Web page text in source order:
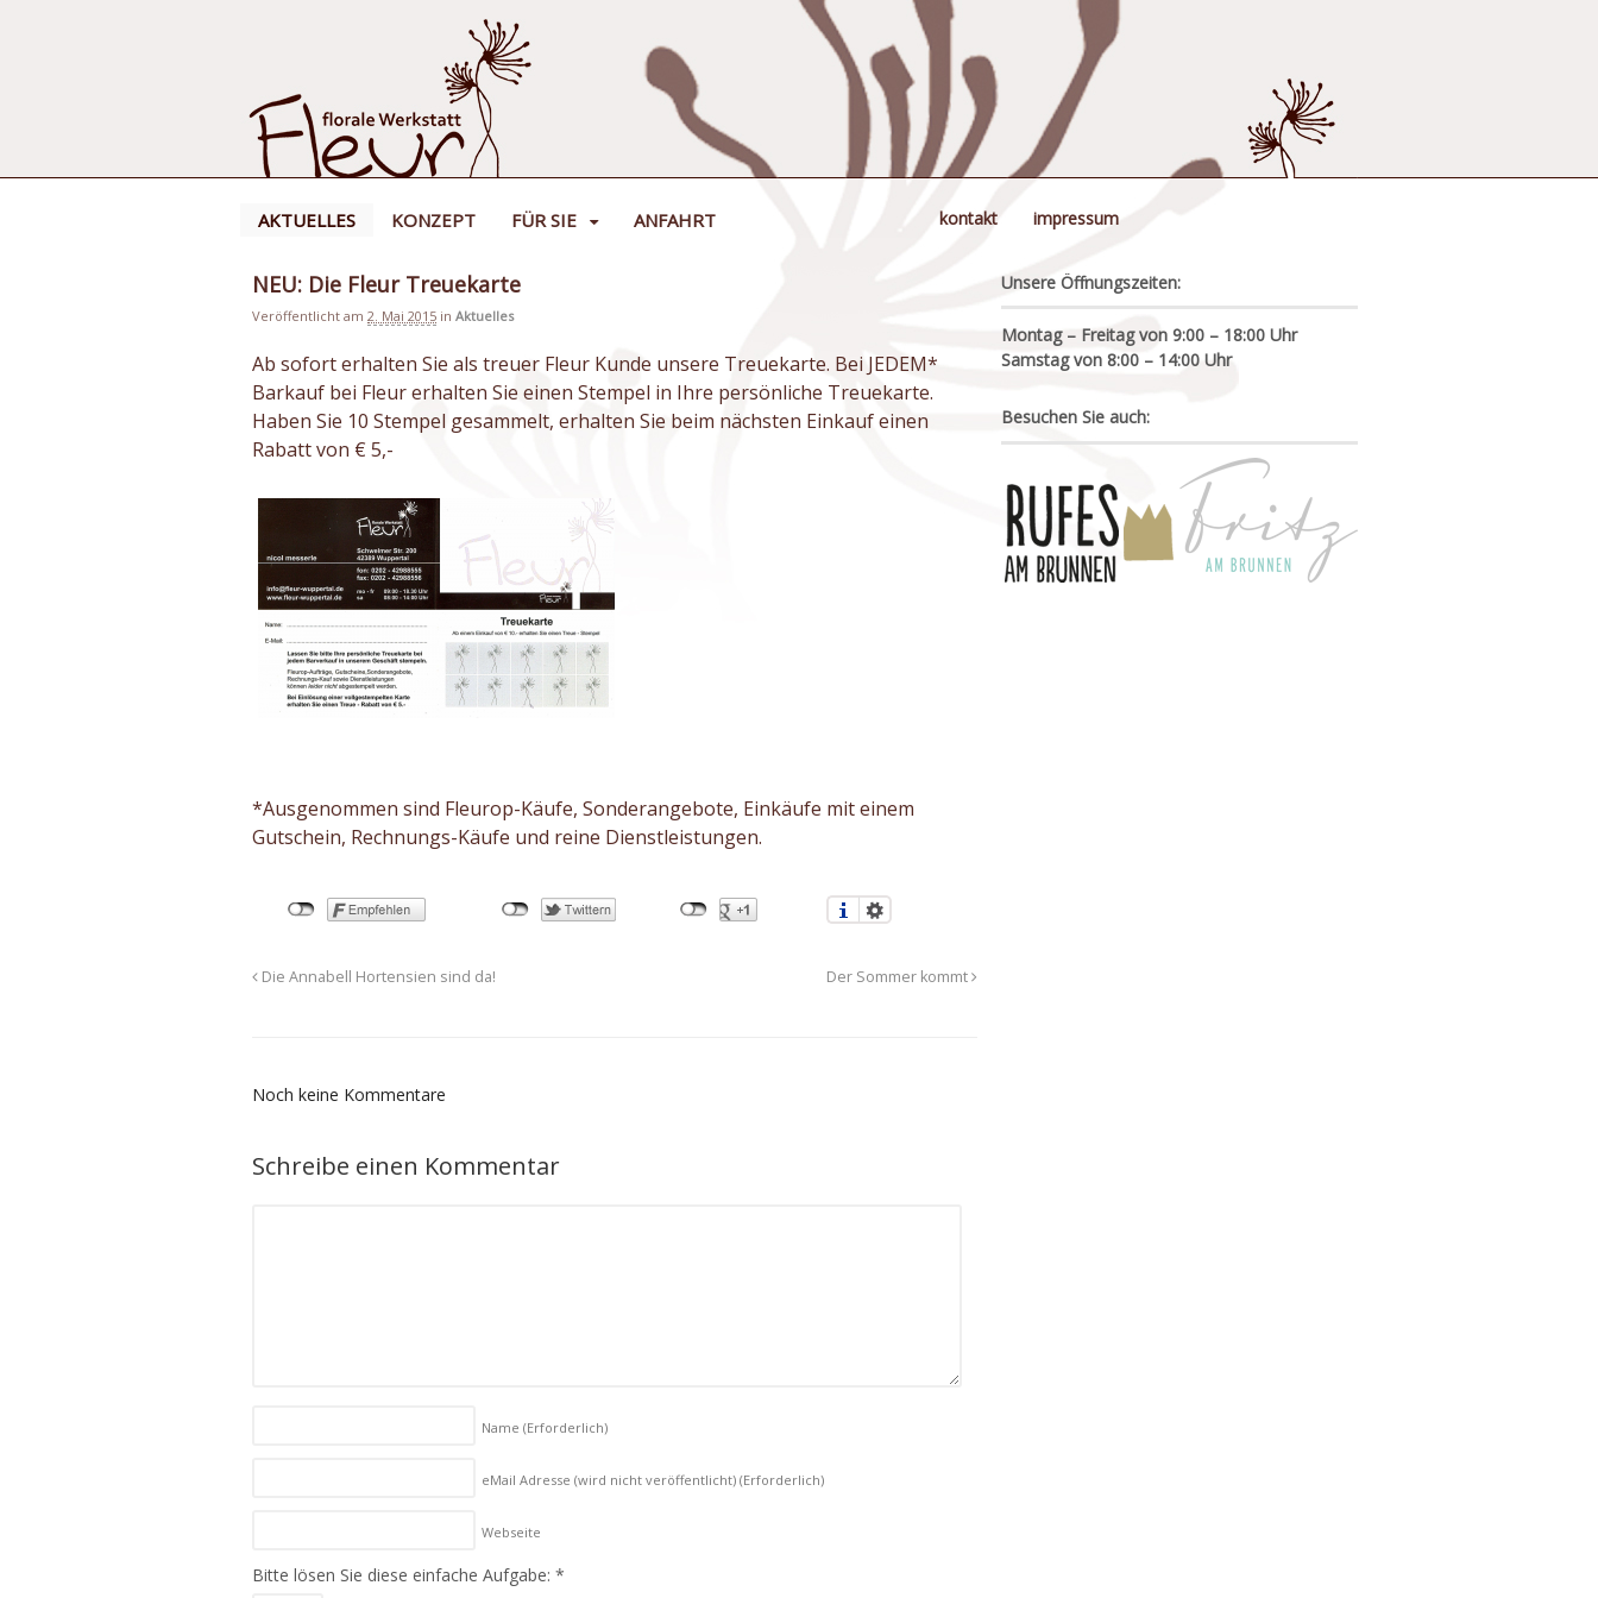
AKTUELLES KONZEPT FÜR SIE ANFAHRT kontakt impressum
NEU: Die Fleur Treuekarte
Veröffentlicht am 2. Mai 2015 in Aktuelles
Ab sofort erhalten Sie als treuer Fleur Kunde unsere Treuekarte. Bei JEDEM*
Barkauf bei Fleur erhalten Sie einen Stempel in Ihre persönliche Treuekarte.
Haben Sie 10 Stempel gesammelt, erhalten Sie beim nächsten Einkauf einen
Rabatt von € 5,-
*Ausgenommen sind Fleurop-Käufe, Sonderangebote, Einkäufe mit einem
Gutschein, Rechnungs-Käufe und reine Dienstleistungen.
Die Annabell Hortensien sind da! Der Sommer kommt
Noch keine Kommentare
Schreibe einen Kommentar
Name (Erforderlich)
eMail Adresse (wird nicht veröffentlicht) (Erforderlich)
Webseite
Bitte lösen Sie diese einfache Aufgabe: *
Unsere Öffnungszeiten:
Montag – Freitag von 9:00 – 18:00 Uhr
Samstag von 8:00 – 14:00 Uhr
Besuchen Sie auch: